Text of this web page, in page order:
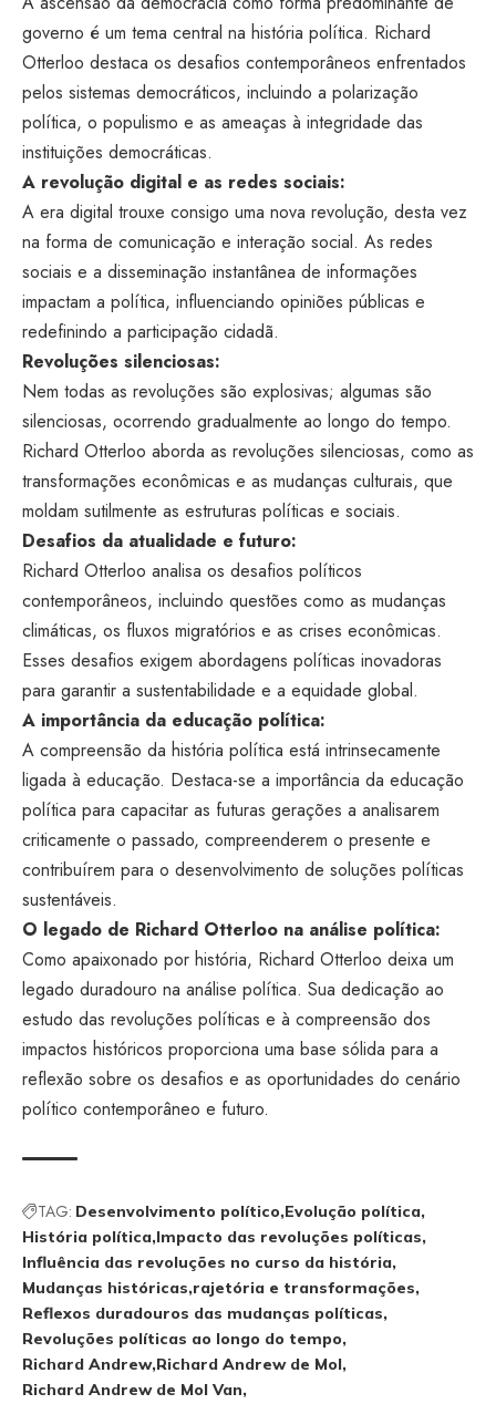
governo é um tema central na história política. Richard
Otterloo destaca os desafios contemporâneos enfrentados
pelos sistemas democráticos, incluindo a polarização
política, o populismo e as ameaças à integridade das
instituições democráticas.
A revolução digital e as redes sociais:
A era digital trouxe consigo uma nova revolução, desta vez
na forma de comunicação e interação social. As redes
sociais e a disseminação instantânea de informações
impactam a política, influenciando opiniões públicas e
redefinindo a participação cidadã.
Revoluções silenciosas:
Nem todas as revoluções são explosivas; algumas são
silenciosas, ocorrendo gradualmente ao longo do tempo.
Richard Otterloo aborda as revoluções silenciosas, como as
transformações econômicas e as mudanças culturais, que
moldam sutilmente as estruturas políticas e sociais.
Desafios da atualidade e futuro:
Richard Otterloo analisa os desafios políticos
contemporâneos, incluindo questões como as mudanças
climáticas, os fluxos migratórios e as crises econômicas.
Esses desafios exigem abordagens políticas inovadoras
para garantir a sustentabilidade e a equidade global.
A importância da educação política:
A compreensão da história política está intrinsecamente
ligada à educação. Destaca-se a importância da educação
política para capacitar as futuras gerações a analisarem
criticamente o passado, compreenderem o presente e
contribuírem para o desenvolvimento de soluções políticas
sustentáveis.
O legado de Richard Otterloo na análise política:
Como apaixonado por história, Richard Otterloo deixa um
legado duradouro na análise política. Sua dedicação ao
estudo das revoluções políticas e à compreensão dos
impactos históricos proporciona uma base sólida para a
reflexão sobre os desafios e as oportunidades do cenário
político contemporâneo e futuro.
TAG: Desenvolvimento político Evolução política
História política Impacto das revoluções políticas
Influência das revoluções no curso da história
Mudanças históricas rajetória e transformações
Reflexos duradouros das mudanças políticas
Revoluções políticas ao longo do tempo
Richard Andrew Richard Andrew de Mol
Richard Andrew de Mol Van